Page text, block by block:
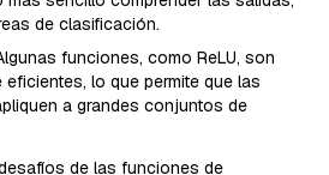
de clasificación.
funciones, como ReLU, son
lo que permite que las
a grandes conjuntos de
de las funciones de